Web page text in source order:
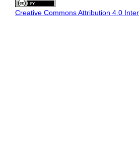
Creative Commons Attribution 4.0